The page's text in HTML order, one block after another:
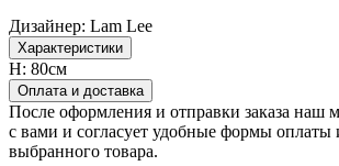
Дизайнер: Lam Lee
Характеристики
H: 80см
Оплата и доставка
После оформления и отправки заказа наш
с вами и согласует удобные формы оплаты
выбранного товара.